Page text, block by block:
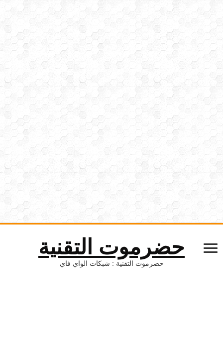
حضرموت التقنية
حضرموت التقنية : شبكات الواي فاي